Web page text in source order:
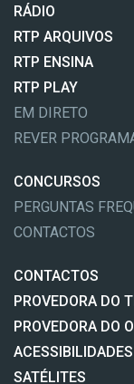
RÁDIO
RTP ARQUIVOS
RTP ENSINA
RTP PLAY
EM DIRETO
REVER
CONCURSOS
PERGUNTAS
CONTACTOS
CONTACTOS
PROVEDORA DO
PROVEDORA DO
ACESSIBILIDADES
SATÉLITES